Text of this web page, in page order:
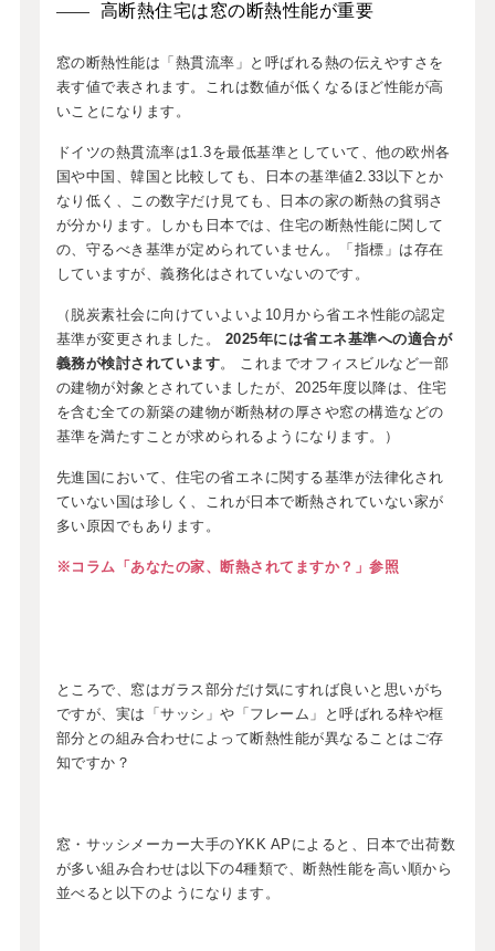
高断熱住宅は窓の断熱性能が重要
窓の断熱性能は「熱貫流率」と呼ばれる熱の伝えやすさを
表す値で表されます。これは数値が低くなるほど性能が高
いことになります。
ドイツの熱貫流率は1.3を最低基準としていて、他の欧州各
国や中国、韓国と比較しても、日本の基準値2.33以下とか
なり低く、この数字だけ見ても、日本の家の断熱の貧弱さ
が分かります。しかも日本では、住宅の断熱性能に関して
の、守るべき基準が定められていません。「指標」は存在
していますが、義務化はされていないのです。
（脱炭素社会に向けていよいよ10月から省エネ性能の認定
基準が変更されました。 2025年には省エネ基準への適合が
義務が検討されています。 これまでオフィスビルなど一部
の建物が対象とされていましたが、2025年度以降は、住宅
を含む全ての新築の建物が断熱材の厚さや窓の構造などの
基準を満たすことが求められるようになります。）
先進国において、住宅の省エネに関する基準が法律化され
ていない国は珍しく、これが日本で断熱されていない家が
多い原因でもあります。
※コラム「あなたの家、断熱されてますか？」参照
ところで、窓はガラス部分だけ気にすれば良いと思いがち
ですが、実は「サッシ」や「フレーム」と呼ばれる枠や框
部分との組み合わせによって断熱性能が異なることはご存
知ですか？
窓・サッシメーカー大手のYKK APによると、日本で出荷数
が多い組み合わせは以下の4種類で、断熱性能を高い順から
並べると以下のようになります。